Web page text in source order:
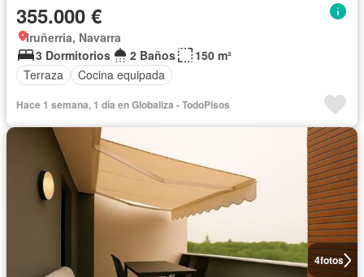
355.000 €
Iruñerria, Navarra
3 Dormitorios
2 Baños
150 m²
Terraza
Cocina equipada
Hace 1 semana, 1 día en Globaliza - TodoPisos
4fotos